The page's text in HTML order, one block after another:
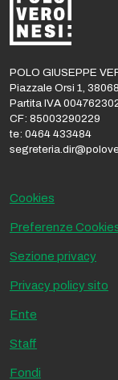
POLO GIUSEPPE
Piazzale Orsi 1,
Partita IVA
CF: 85003290229
te: 0464 433484
Cookies
Preferenze
Sezione privacy
Privacy policy sito
Ente
Staff
Fondi